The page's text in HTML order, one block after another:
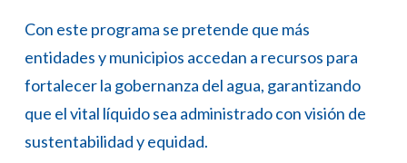
Con este programa se pretende que más
entidades y municipios accedan a recursos para
fortalecer la gobernanza del agua, garantizando
que el vital líquido sea administrado con visión de
sustentabilidad y equidad.